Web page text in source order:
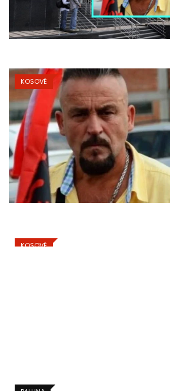
KOSOVË
KOSOVË